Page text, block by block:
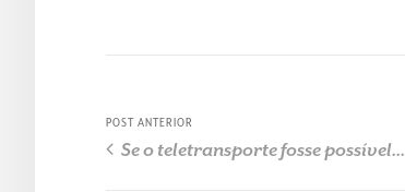
POST ANTERIOR
Se o teletransporte fosse possível...